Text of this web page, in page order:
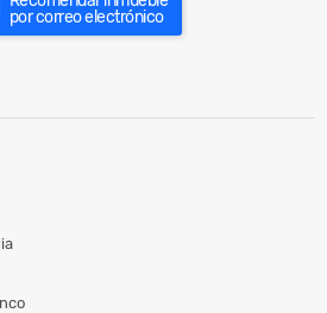
por correo electrónico